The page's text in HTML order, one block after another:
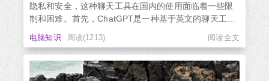
隐私和安全，这种聊天工具在国内的使用面临着一些限
制和困难。首先，ChatGPT是一种基于英文的聊天工
一些词汇和表达不合适的情况，这在国内的应用中可能
会被视为敏感词汇而被自动屏蔽。因此，在国内使用
ChatGPT需要考虑到...
电脑知识 阅读(1213) 阅读全文